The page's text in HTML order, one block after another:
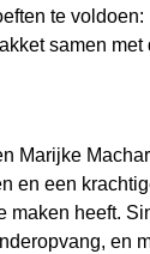
te
samen
Marijke
en een
maken heeft.
en